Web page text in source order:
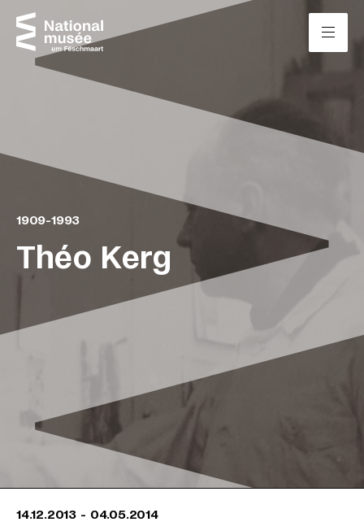
Passer directement au contenu
Théo Kerg
1909-1993
14.12.2013 - 04.05.2014
Panneau de gestion des cookies